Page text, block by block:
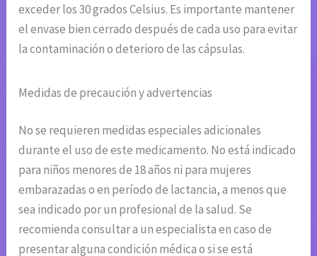
exceder los 30 grados Celsius. Es importante mantener
el envase bien cerrado después de cada uso para evitar
la contaminación o deterioro de las cápsulas.
Medidas de precaución y advertencias
No se requieren medidas especiales adicionales
durante el uso de este medicamento. No está indicado
para niños menores de 18 años ni para mujeres
embarazadas o en período de lactancia, a menos que
sea indicado por un profesional de la salud. Se
recomienda consultar a un especialista en caso de
presentar alguna condición médica o si se está